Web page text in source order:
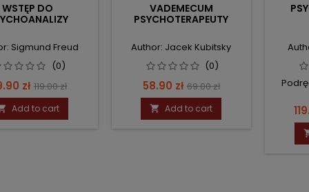
WSTĘP DO
Sigmund Freud
(0)
zł Regular
price
119.00 zł
Add to cart
VADEMECUM
PSYCHOTERAPEUTY
Author: Jacek Kubitsky
(0)
Price
58.90 zł Regular
price
69.00 zł
 Add to cart